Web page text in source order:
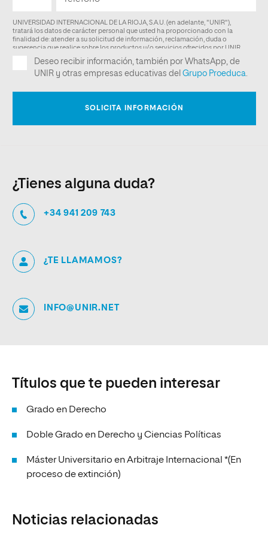
¿Tienes alguna duda?
+34 941 209 743
¿TE LLAMAMOS?
INFO@UNIR.NET
Títulos que te pueden interesar
Grado en Derecho
Doble Grado en Derecho y Ciencias Políticas
Máster Universitario en Arbitraje Internacional *(En
proceso de extinción)
Noticias relacionadas